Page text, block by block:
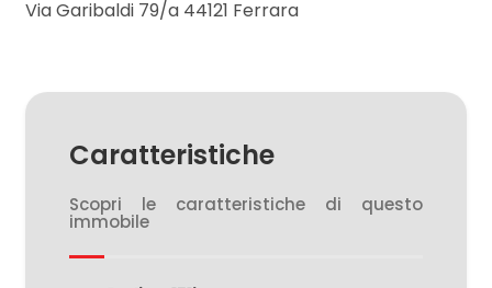
Via Garibaldi 79/a 44121 Ferrara
Caratteristiche
Scopri le caratteristiche di questo
immobile
4
5+